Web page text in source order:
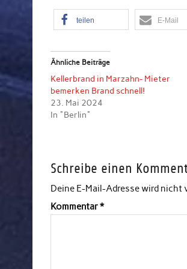
teilen E-Mail
Ähnliche Beiträge
Kellerbrand in Marzahn- Mieter
bemerken Brand schnell!
23. Mai 2024
In "Berlin"
Schreibe einen
Deine E-Mail-Adresse wird
Kommentar*